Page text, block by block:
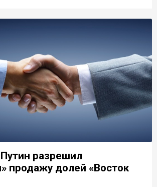
разрешил
продажу долей «Восток